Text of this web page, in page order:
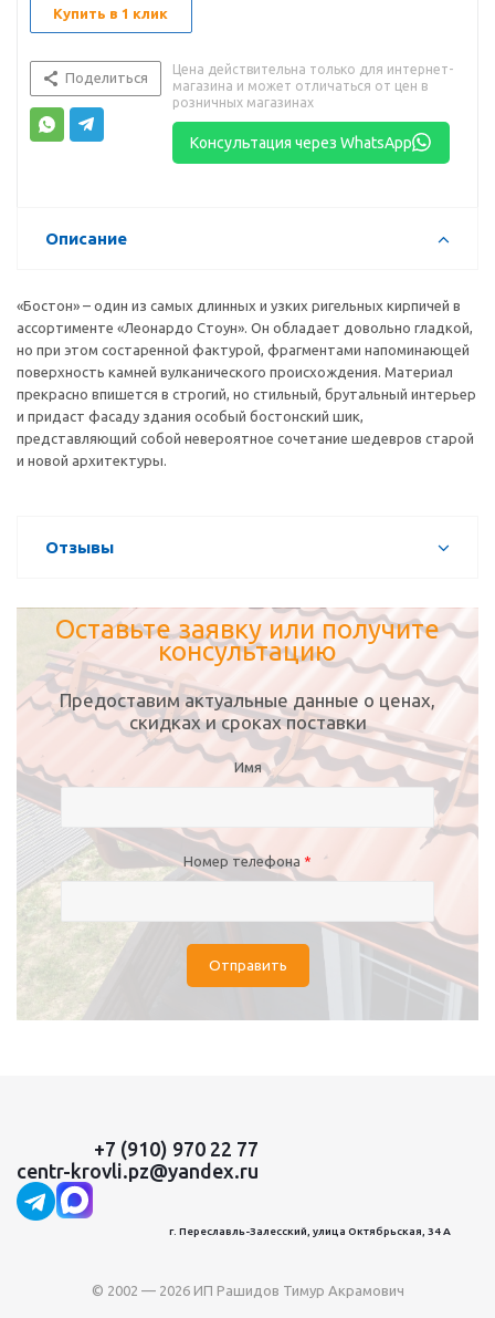
Купить в 1 клик
Поделиться
Цена действительна только для интернет-
магазина и может отличаться от цен в
розничных магазинах
Консультация через WhatsApp
Описание
«Бостон» – один из самых длинных и узких ригельных кирпичей в
ассортименте «Леонардо Стоун». Он обладает довольно гладкой,
но при этом состаренной фактурой, фрагментами напоминающей
поверхность камней вулканического происхождения. Материал
прекрасно впишется в строгий, но стильный, брутальный интерьер
и придаст фасаду здания особый бостонский шик,
представляющий собой невероятное сочетание шедевров старой
и новой архитектуры.
Отзывы
Оставьте заявку или получите
консультацию
Предоставим актуальные данные о ценах,
скидках и сроках поставки
Имя
Номер телефона *
Отправить
+7 (910) 970 22 77
centr-krovli.pz@yandex.ru
г. Переславль-Залесский, улица Октябрьская, 34 А
© 2002 — 2026 ИП Рашидов Тимур Акрамович